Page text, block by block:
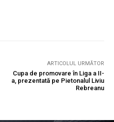
ARTICOLUL URMĂTOR
Cupa de promovare în Liga a II-
a, prezentată pe Pietonalul Liviu
Rebreanu